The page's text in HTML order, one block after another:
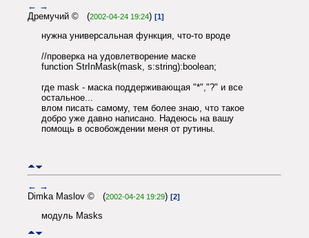
← →
Дремучий © (2002-04-24 19:24) [1]
нужна универсальная функция, что-то вроде
//проверка на удовлетворение маске
function StrInMask(mask, s:string):boolean;
где mask - маска поддерживающая "*","?" и все
остальное...
влом писать самому, тем более знаю, что такое
добро уже давно написано. Надеюсь на вашу
помощь в освобождении меня от рутины.
← →
Dimka Maslov © (2002-04-24 19:29) [2]
модуль Masks